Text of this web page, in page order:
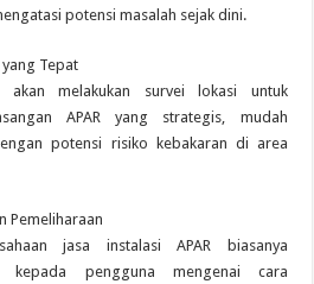
potensi masalah sejak dini.
Tepat
akan melakukan survei lokasi untuk
APAR yang strategis, mudah
potensi risiko kebakaran di area
Pemeliharaan
jasa instalasi APAR biasanya
kepada pengguna mengenai cara